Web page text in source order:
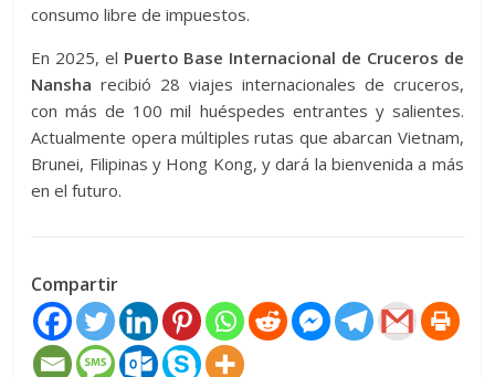
consumo libre de impuestos.
En 2025, el Puerto Base Internacional de Cruceros de
Nansha recibió 28 viajes internacionales de cruceros,
con más de 100 mil huéspedes entrantes y salientes.
Actualmente opera múltiples rutas que abarcan Vietnam,
Brunei, Filipinas y Hong Kong, y dará la bienvenida a más
en el futuro.
Compartir